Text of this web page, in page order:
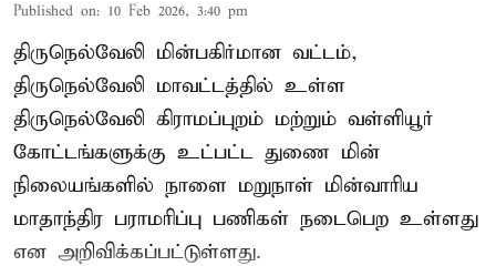
Published on: 10 Feb 2026, 3:40 pm
திருநெல்வேலி மின்பகிர்மான வட்டம்,
திருநெல்வேலி மாவட்டத்தில் உள்ள
திருநெல்வேலி கிராமப்புறம் மற்றும் வள்ளியூர்
கோட்டங்களுக்கு உட்பட்ட துணை மின்
நிலையங்களில் நாளை மறுநாள் மின்வாரிய
மாதாந்திர பராமரிப்பு பணிகள் நடைபெற உள்ளது
என அறிவிக்கப்பட்டுள்ளது.